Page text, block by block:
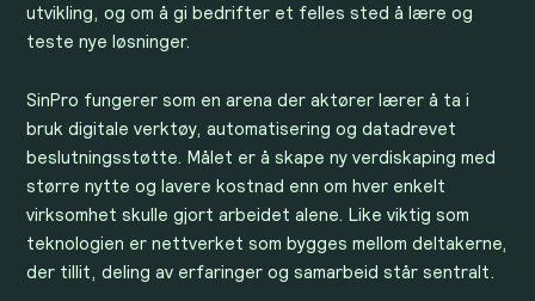
utvikling, og om å gi bedrifter et felles sted å lære og
teste nye løsninger.
SinPro fungerer som en arena der aktører lærer å ta i
bruk digitale verktøy, automatisering og datadrevet
beslutningsstøtte. Målet er å skape ny verdiskaping med
større nytte og lavere kostnad enn om hver enkelt
virksomhet skulle gjort arbeidet alene. Like viktig som
teknologien er nettverket som bygges mellom deltakerne,
der tillit, deling av erfaringer og samarbeid står sentralt.